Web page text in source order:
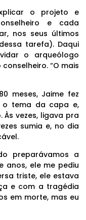
o projeto e
e cada
nos seus últimos
tarefa). Daqui
o arqueólogo
“O mais
meses, Jaime fez
o tema da capa e,
Às vezes, ligava pra
sumia e, no dia
preparávamos a
anos, ele me pediu
triste, ele estava
e com a tragédia
em morte, mas eu